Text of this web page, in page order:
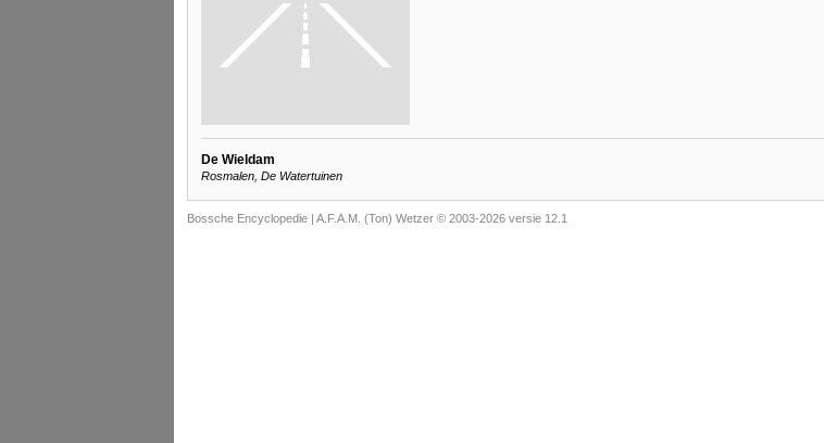
De Wieldam
Rosmalen, De Watertuinen
Bossche Encyclopedie | A.F.A.M. (Ton) Wetzer © 2003-2026 versie 12.1